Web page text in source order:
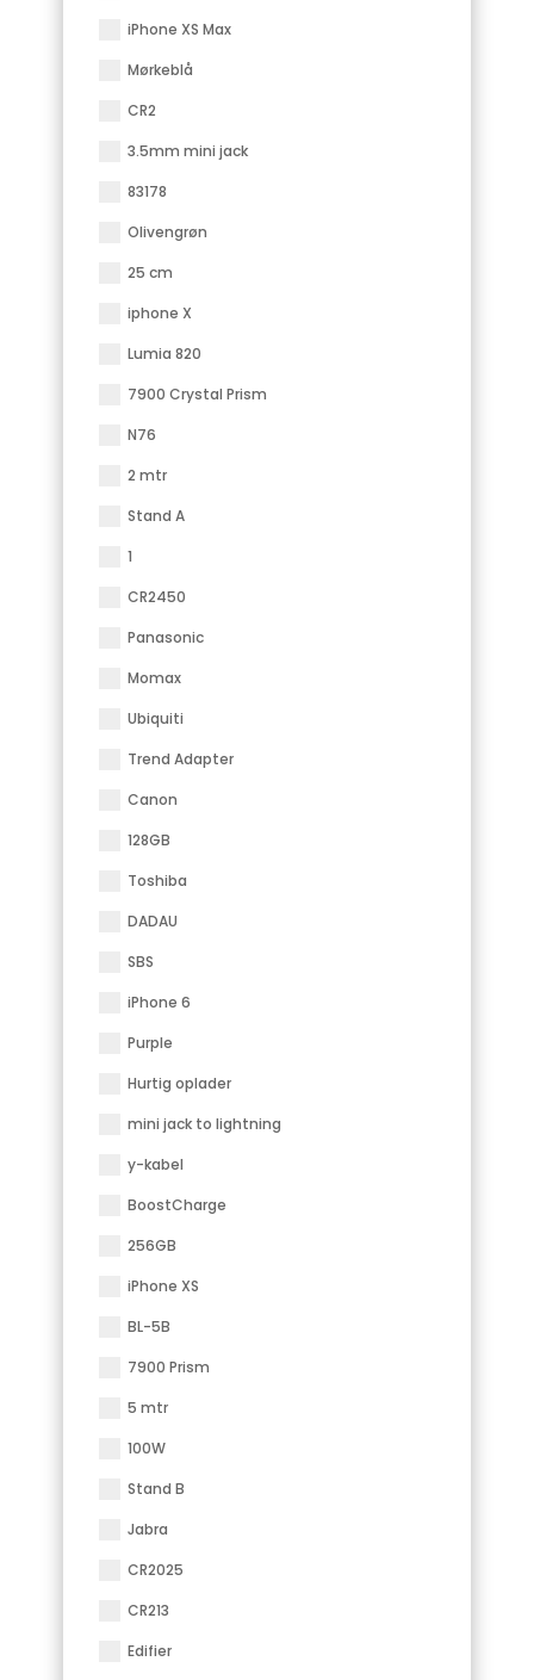
iPhone XS Max
Mørkeblå
CR2
3.5mm mini jack
83178
Olivengrøn
25 cm
iphone X
Lumia 820
7900 Crystal Prism
N76
2 mtr
Stand A
1
CR2450
Panasonic
Momax
Ubiquiti
Trend Adapter
Canon
128GB
Toshiba
DADAU
SBS
iPhone 6
Purple
Hurtig oplader
mini jack to lightning
y-kabel
BoostCharge
256GB
iPhone XS
BL-5B
7900 Prism
5 mtr
100W
Stand B
Jabra
CR2025
CR213
Edifier